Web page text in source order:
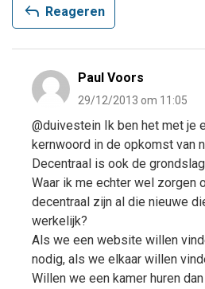
reply Reageren
Paul Voors
29/12/2013 om 11:05
@duivestein Ik ben het met je
kernwoord in de opkomst van
Decentraal is ook de
Waar ik me echter wel zorgen
decentraal zijn al die nieuwe
werkelijk?
Als we een website willen
nodig, als we elkaar willen
Willen we een kamer huren